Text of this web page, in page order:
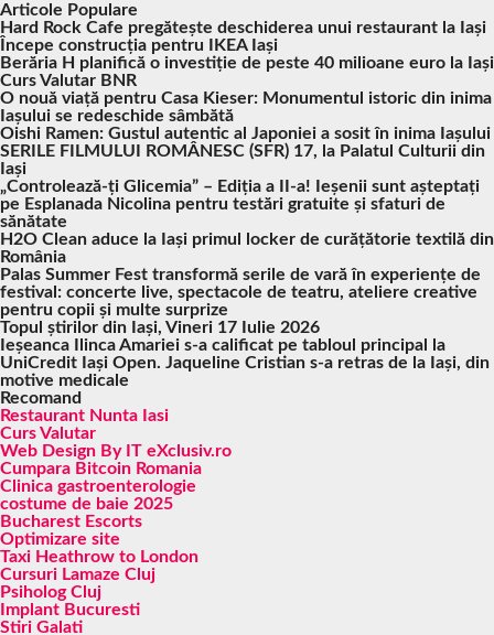
Articole Populare
Hard Rock Cafe pregătește deschiderea unui restaurant la Iași
Începe construcția pentru IKEA Iași
Berăria H planifică o investiție de peste 40 milioane euro la Iași
Curs Valutar BNR
O nouă viață pentru Casa Kieser: Monumentul istoric din inima
Iașului se redeschide sâmbătă
Oishi Ramen: Gustul autentic al Japoniei a sosit în inima Iașului
SERILE FILMULUI ROMÂNESC (SFR) 17, la Palatul Culturii din
Iași
„Controlează-ți Glicemia” – Ediția a II-a! Ieșenii sunt așteptați
pe Esplanada Nicolina pentru testări gratuite și sfaturi de
sănătate
H2O Clean aduce la Iași primul locker de curățătorie textilă din
România
Palas Summer Fest transformă serile de vară în experiențe de
festival: concerte live, spectacole de teatru, ateliere creative
pentru copii și multe surprize
Topul știrilor din Iași, Vineri 17 Iulie 2026
Ieșeanca Ilinca Amariei s-a calificat pe tabloul principal la
UniCredit Iași Open. Jaqueline Cristian s-a retras de la Iași, din
motive medicale
Recomand
Restaurant Nunta Iasi
Curs Valutar
Web Design By IT eXclusiv.ro
Cumpara Bitcoin Romania
Clinica gastroenterologie
costume de baie 2025
Bucharest Escorts
Optimizare site
Taxi Heathrow to London
Cursuri Lamaze Cluj
Psiholog Cluj
Implant Bucuresti
Stiri Galati